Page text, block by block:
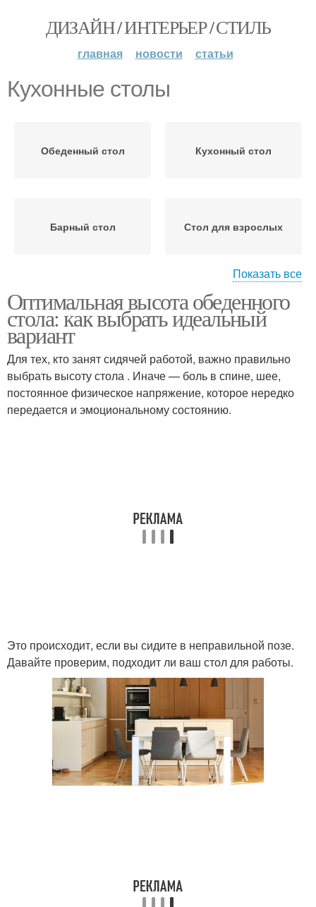
ДИЗАЙН / ИНТЕРЬЕР / СТИЛЬ
главная новости статьи
Кухонные столы
Обеденный стол Кухонный стол
Барный стол Стол для взрослых
ребенка
Обеденные столы
Посадка за столом Стол на удобство
Опции для столов
Человек за обеденным
Цвета для стола Стол на кухне
Показать все
Оптимальная высота обеденного
стола: как выбрать идеальный
вариант
Для тех, кто занят сидячей работой, важно правильно
выбрать высоту стола . Иначе — боль в спине, шее,
постоянное физическое напряжение, которое нередко
передается и эмоциональному состоянию.
Это происходит, если вы сидите в неправильной позе.
Давайте проверим, подходит ли ваш стол для работы.